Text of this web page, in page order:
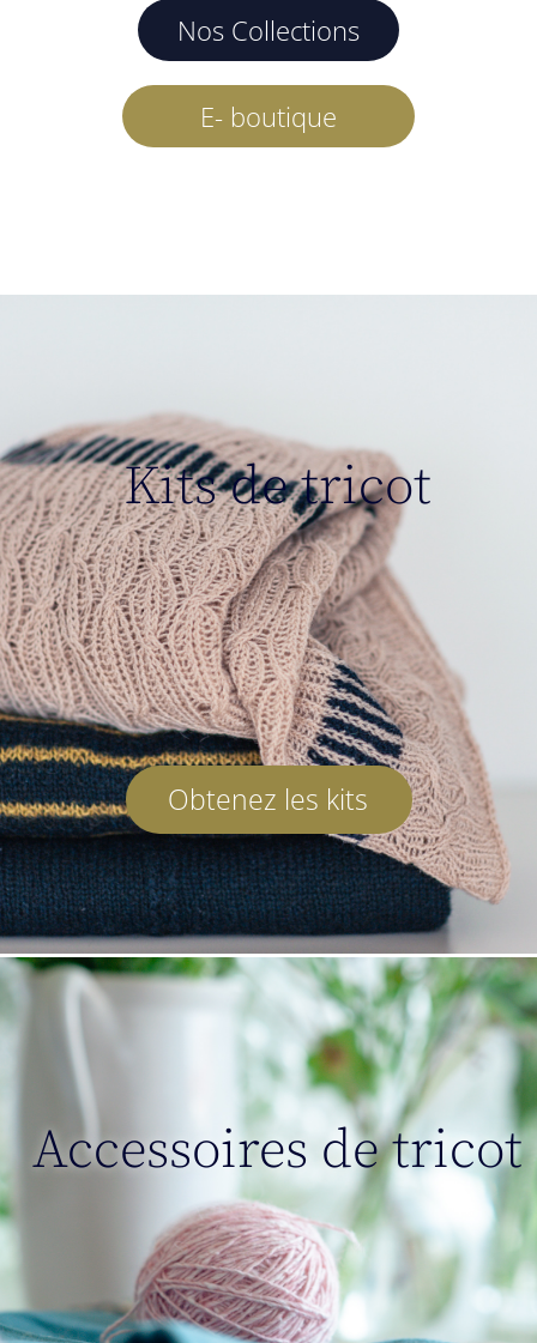
Nos Collections
E- boutique
Kits de tricot
Obtenez les kits
Accessoires de tricot